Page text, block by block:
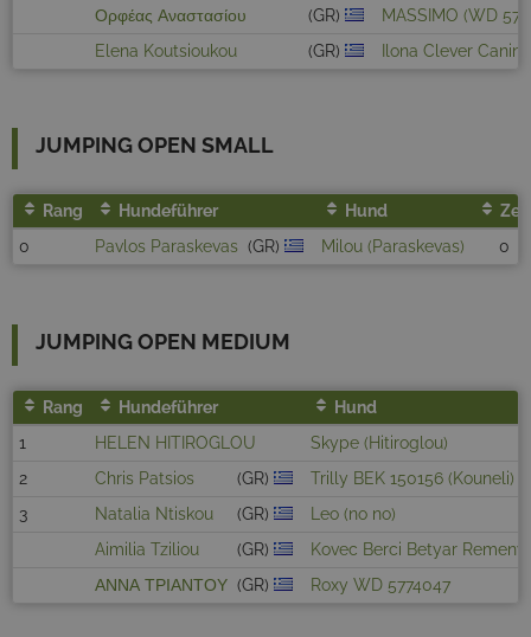
Ορφέας Αναστασίου
(GR)
MASSIMO (WD
Elena Koutsioukou
(GR) Ilona Clever Canin
JUMPING OPEN SMALL
Rang Hundeführer Hund
Zeit
0
Pavlos Paraskevas (GR) Milou (Paraskevas) 0
JUMPING OPEN MEDIUM
Rang Hundeführer
Hund
1
HELEN HITIROGLOU
Skype (Hitiroglou)
2
Chris Patsios (GR)
Trilly BEK 150156 (Kouneli)
3
Natalia Ntiskou (GR)
Leo (no no)
Aimilia Tziliou
(GR)
Kovec Berci Betyar Remeny
ΑΝΝΑ ΤΡΙΑΝΤΟΥ (GR) Roxy WD 5774047